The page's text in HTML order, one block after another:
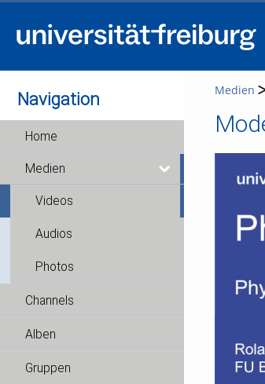
Navigation
Home
Medien
Videos
Audios
Photos
Channels
Alben
Gruppen
Medien